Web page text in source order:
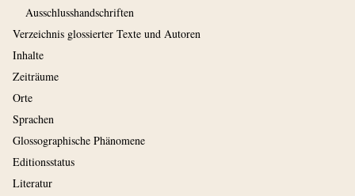
Ausschluss­handschriften
Verzeichnis glossierter Texte und Autoren
Inhalte
Zeiträume
Orte
Sprachen
Glossographische Phänomene
Editionsstatus
Literatur